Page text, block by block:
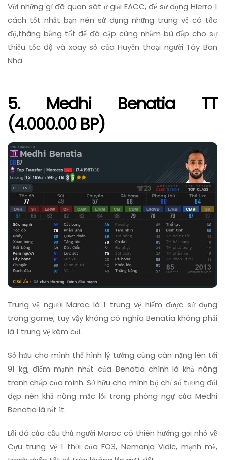
Với những gì đã quan sát ở giải EACC, để sử dụng Hierro 1
cách tốt nhất bạn nên sử dụng những trung vệ có tốc
độ,thăng bằng tốt để đá cặp cùng nhằm bù đắp cho sự
thiếu tốc độ và xoay sở của Huyền thoại người Tây Ban
Nha
5. Medhi Benatia TT
(4.000.00 BP)
Trung vệ người Maroc là 1 trung vệ hiếm được sử dụng
trong game, tuy vậy không có nghĩa Benatia không phải
là 1 trung vệ kém cỏi.
Sở hữu cho mình thể hình lý tưởng cùng cân nặng lên tới
91 kg, điểm mạnh nhất của Benatia chính là khả năng
tranh chấp của mình. Sở hữu cho mình bộ chỉ số tương đối
đẹp nên khả năng mắc lỗi trong phòng ngự của Medhi
Benatia là rất ít.
Lối đá của cầu thủ người Maroc có thiên hướng gợi nhớ về
Cựu trung vệ 1 thời của FO3, Nemanja Vidic, mạnh mẽ,